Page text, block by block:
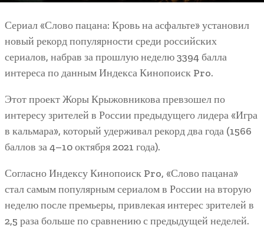
Сериал «Слово пацана: Кровь на асфальте» установил
новый рекорд популярности среди российских
сериалов, набрав за прошлую неделю 3394 балла
интереса по данным Индекса Кинопоиск Pro.
Этот проект Жоры Крыжовникова превзошел по
интересу зрителей в России предыдущего лидера «Игра
в кальмара», который удерживал рекорд два года (1566
баллов за 4–10 октября 2021 года).
Согласно Индексу Кинопоиск Pro, «Слово пацана»
стал самым популярным сериалом в России на вторую
неделю после премьеры, привлекая интерес зрителей в
2,5 раза больше по сравнению с предыдущей неделей.